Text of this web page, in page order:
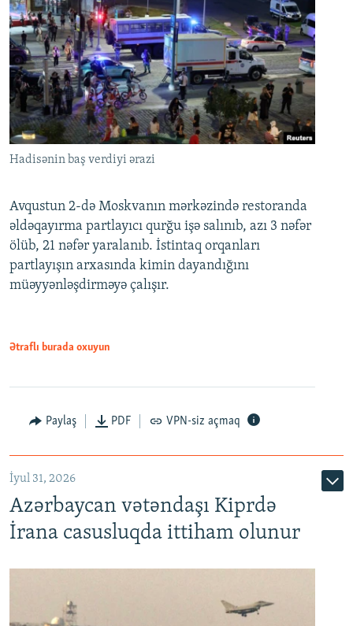
Hadisənin baş verdiyi ərazi
Avqustun 2-də Moskvanın mərkəzində restoranda
əldəqayırma partlayıcı qurğu işə salınıb, azı 3 nəfər
ölüb, 21 nəfər yaralanıb. İstintaq orqanları
partlayışın arxasında kimin dayandığını
müəyyənləşdirməyə çalışır.
Ətraflı burada oxuyun
Paylaş PDF VPN-siz açmaq
İyul 31, 2026
Azərbaycan vətəndaşı Kiprdə
İrana casusluqda ittiham olunur